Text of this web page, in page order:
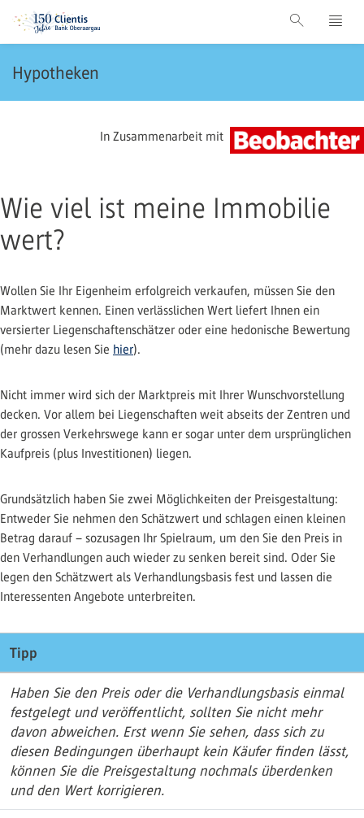
Hypotheken
In Zusammenarbeit mit
Wie viel ist meine Immobilie
wert?
Wollen Sie Ihr Eigenheim erfolgreich verkaufen, müssen Sie den
Marktwert kennen. Einen verlässlichen Wert liefert Ihnen ein
versierter Liegenschaftenschätzer oder eine hedonische Bewertung
(mehr dazu lesen Sie hier).
Nicht immer wird sich der Marktpreis mit Ihrer Wunschvorstellung
decken. Vor allem bei Liegenschaften weit abseits der Zentren und
der grossen Verkehrswege kann er sogar unter dem ursprünglichen
Kaufpreis (plus Investitionen) liegen.
Grundsätzlich haben Sie zwei Möglichkeiten der Preisgestaltung:
Entweder Sie nehmen den Schätzwert und schlagen einen kleinen
Betrag darauf – sozusagen Ihr Spielraum, um den Sie den Preis in
den Verhandlungen auch wieder zu senken bereit sind. Oder Sie
legen den Schätzwert als Verhandlungsbasis fest und lassen die
Interessenten Angebote unterbreiten.
Tipp
Haben Sie den Preis oder die Verhandlungsbasis einmal
festgelegt und veröffentlicht, sollten Sie nicht mehr
davon abweichen. Erst wenn Sie sehen, dass sich zu
diesen Bedingungen überhaupt kein Käufer finden lässt,
können Sie die Preisgestaltung nochmals überdenken
und den Wert korrigieren.